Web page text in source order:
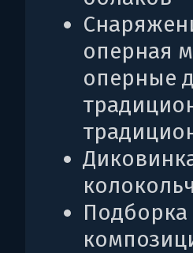
оперная
оперные